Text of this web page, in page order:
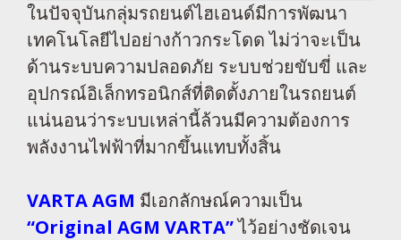
ในปัจจุบันกลุ่มรถยนต์ไฮเอนด์มีการพัฒนา
เทคโนโลยีไปอย่างก้าวกระโดด ไม่ว่าจะเป็น
ด้านระบบความปลอดภัย ระบบช่วยขับขี่ และ
อุปกรณ์อิเล็กทรอนิกส์ที่ติดตั้งภายในรถยนต์
แน่นอนว่าระบบเหล่านี้ล้วนมีความต้องการ
พลังงานไฟฟ้าที่มากขึ้นแทบทั้งสิ้น
VARTA AGM มีเอกลักษณ์ความเป็น
“Original AGM VARTA”ไว้อย่างชัดเจน